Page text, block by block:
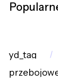
yd_tag